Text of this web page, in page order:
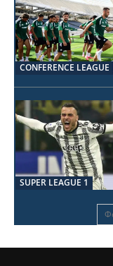
CONFERENCE LEAGUE
SUPER LEAGUE 1